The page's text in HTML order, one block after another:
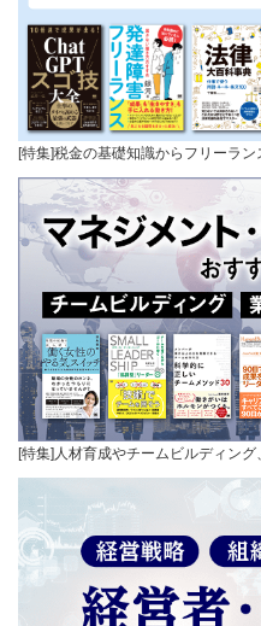
[特集]税金の基礎知識からフリーラ
[特集]人材育成やチームビルディン